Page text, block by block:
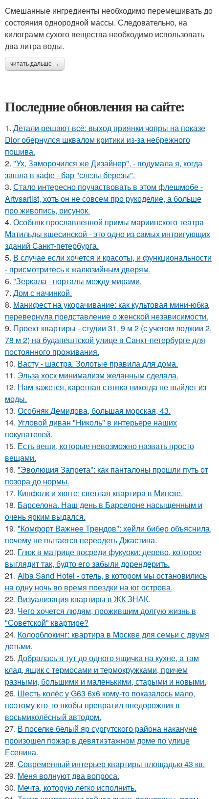
Смешанные ингредиенты необходимо перемешивать до
состояния однородной массы. Следовательно, на
килограмм сухого вещества необходимо использовать
два литра воды.
читать дальше →
Последние обновления на сайте:
1. Детали решают всё: выход приянки чопры на показе
Dior обернулся шквалом критики из-за небрежного
пошива.
2. "Ух, Заморочился же Дизайнер", - подумала я, когда
зашла в кафе - бар "слезы березы".
3. Стало интересно поучаствовать в этом флешмобе -
Artvsartist, хоть он не совсем про рукоделие, а больше
про живопись, рисунок.
4. Особняк прославленной примы мариинского театра
Матильды кшесинской - это одно из самых интригующих
зданий Санкт-петербурга.
5. В случае если хочется и красоты, и функциональности
- присмотритесь к жалюзийным дверям.
6. "Зеркала - порталы между мирами.
7. Дом с начинкой.
8. Манифест на укорачивание: как культовая мини-юбка
перевернула представление о женской независимости.
9. Проект квартиры - студии 31, 9 м 2 (с учетом лоджии 2,
78 м 2) на будапештской улице в Санкт-петербурге для
постоянного проживания.
10. Васту - шастра. Золотые правила для дома.
11. Эльза хоск минимализм желанным сделала.
12. Нам кажется, каретная стяжка никогда не выйдет из
моды.
13. Особняк Демидова, большая морская, 43.
14. Угловой диван "Николь" в интерьере наших
покупателей.
15. Есть вещи, которые невозможно назвать просто
вещами.
16. "Эволюция Запрета": как панталоны прошли путь от
позора до нормы.
17. Кинфолк и хюгге: светлая квартира в Минске.
18. Барселона. Наш день в Барселоне насыщенным и
очень ярким выдался.
19. "Комфорт Важнее Трендов": хейли бибер объяснила,
почему не пытается переодеть Джастина.
20. Глюк в матрице посреди фукуоки: дерево, которое
выглядит так, будто его забыли дорендерить.
21. Alba Sand Hotel - отель, в котором мы остановились
на одну ночь во время поездки на юг острова.
22. Визуализация квартиры в ЖК ЗНАК.
23. Чего хочется людям, прожившим долгую жизнь в
"Советской" квартире?
24. Колорблокинг: квартира в Москве для семьи с двумя
детьми.
25. Добралась я тут до одного ящичка на кухне, а там
клад, ящик с термосами и термокружками, причем
разными, большими и маленькими, старыми и новыми.
26. Шесть колёс у G63 6x6 кому-то показалось мало,
поэтому кто-то якобы превратил внедорожник в
восьмиколёсный автодом.
27. В поселке белый яр сургутского района накануне
произошел пожар в девятиэтажном доме по улице
Есенина.
28. Cовременный интерьер квартиры площадью 43 кв.
29. Меня волнуют два вопроса.
30. Мечта, которую легко исполнить.